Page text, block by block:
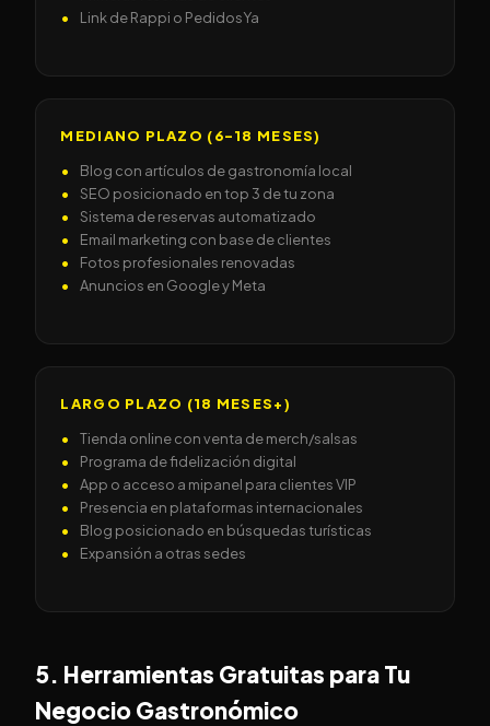
Link de Rappi o PedidosYa
MEDIANO PLAZO (6–18 MESES)
Blog con artículos de gastronomía local
SEO posicionado en top 3 de tu zona
Sistema de reservas automatizado
Email marketing con base de clientes
Fotos profesionales renovadas
Anuncios en Google y Meta
LARGO PLAZO (18 MESES+)
Tienda online con venta de merch/salsas
Programa de fidelización digital
App o acceso a mipanel para clientes VIP
Presencia en plataformas internacionales
Blog posicionado en búsquedas turísticas
Expansión a otras sedes
5. Herramientas Gratuitas para Tu
Negocio Gastronómico